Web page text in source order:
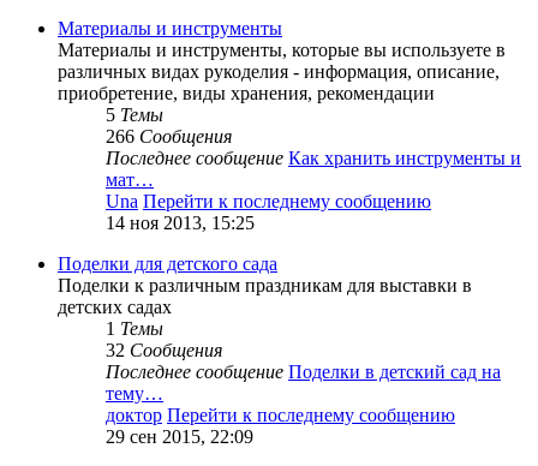
Материалы и инструменты
Материалы и инструменты, которые вы используете в
различных видах рукоделия - информация, описание,
приобретение, виды хранения, рекомендации
5 Темы
266 Сообщения
Последнее сообщение Как хранить инструменты и
мат…
Una Перейти к последнему сообщению
14 ноя 2013, 15:25
Поделки для детского сада
Поделки к различным праздникам для выставки в
детских садах
1 Темы
32 Сообщения
Последнее сообщение Поделки в детский сад на
тему…
доктор Перейти к последнему сообщению
29 сен 2015, 22:09